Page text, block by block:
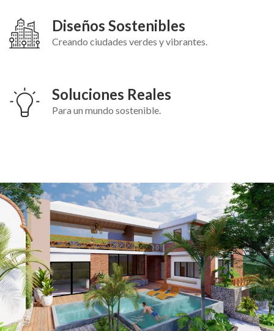
Diseños Sostenibles
Creando ciudades verdes y vibrantes.
Soluciones Reales
Para un mundo sostenible.